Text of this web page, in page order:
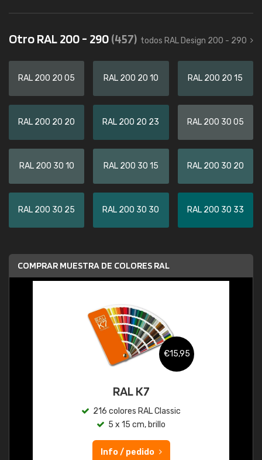
Otro RAL 200 - 290(457) todos RAL Design 200 - 290
RAL 200 20 05 RAL 200 20 10 RAL 200 20 15
RAL 200 20 20 RAL 200 20 23 RAL 200 30 05
RAL 200 30 10 RAL 200 30 15 RAL 200 30 20
RAL 200 30 25 RAL 200 30 30 RAL 200 30 33
COMPRAR MUESTRA DE COLORES RAL
€15,95
RAL K7
216 colores RAL Classic
5 x 15 cm, brillo
Info / pedido